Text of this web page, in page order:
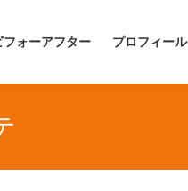
フォーアフター プロフィール